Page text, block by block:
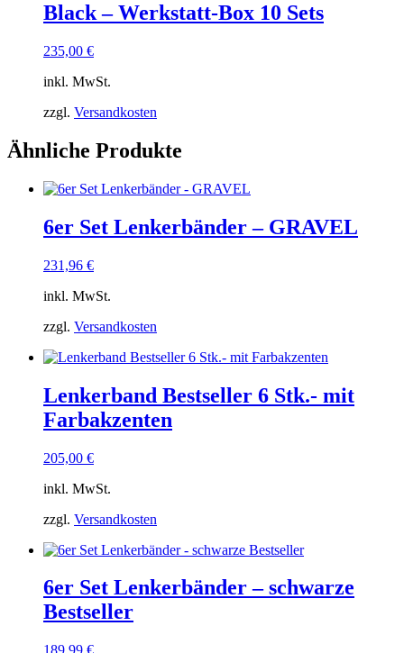
Black – Werkstatt-Box 10 Sets
235,00 €
inkl. MwSt.
zzgl. Versandkosten
Ähnliche Produkte
6er Set Lenkerbänder – GRAVEL
231,96 €
inkl. MwSt.
zzgl. Versandkosten
Lenkerband Bestseller 6 Stk.- mit
Farbakzenten
205,00 €
inkl. MwSt.
zzgl. Versandkosten
6er Set Lenkerbänder – schwarze
Bestseller